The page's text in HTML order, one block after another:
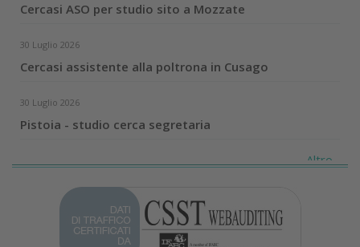
Cercasi ASO per studio sito a Mozzate
30 Luglio 2026
Cercasi assistente alla poltrona in Cusago
30 Luglio 2026
Pistoia - studio cerca segretaria
Altro...